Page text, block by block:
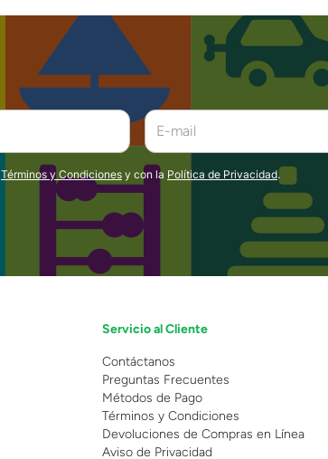
Términos y Condiciones y con la Política de Privacidad.
Servicio al Cliente
Contáctanos
Preguntas Frecuentes
Métodos de Pago
Términos y Condiciones
Devoluciones de Compras en Línea
Aviso de Privacidad